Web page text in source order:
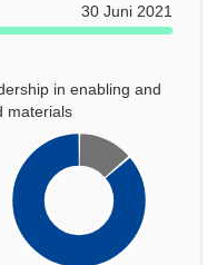
30 Juni 2021
in enabling and
materials